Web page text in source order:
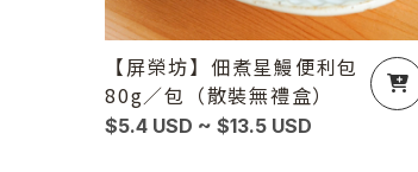
【屏榮坊】佃煮星鰻便利包
80g／包（散裝無禮盒）
$5.4 USD ~ $13.5 USD